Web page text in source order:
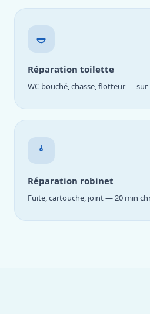
Réparation toilette
WC bouché, chasse, flotteur — sur
Réparation robinet
Fuite, cartouche, joint — 20 min